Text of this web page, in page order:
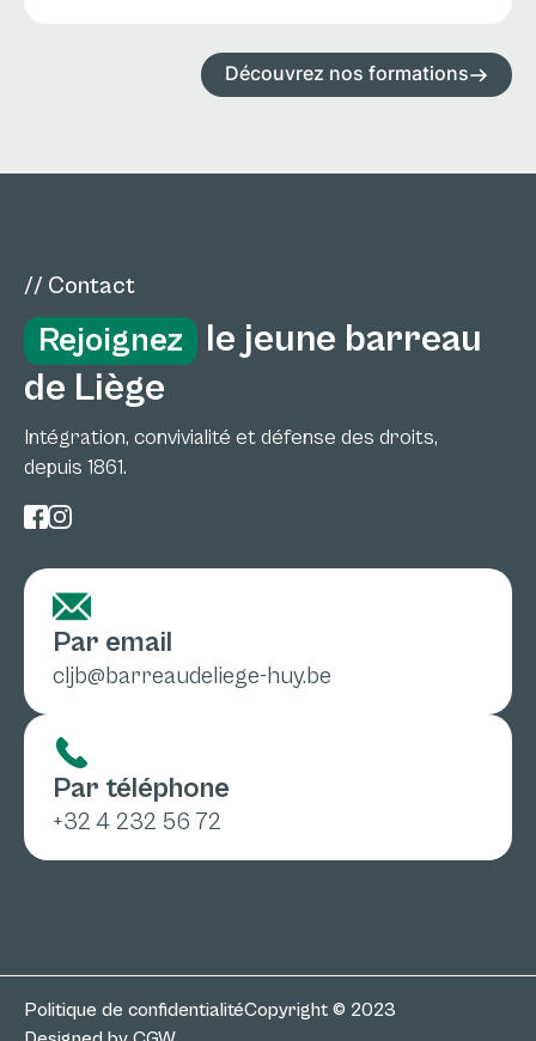
Découvrez nos formations
// Contact
Rejoignez
le jeune barreau
de Liège
Intégration, convivialité et défense des droits,
depuis 1861.
Par email
cljb@barreaudeliege-huy.be
Par téléphone
+32 4 232 56 72
Politique de confidentialitéCopyright © 2023